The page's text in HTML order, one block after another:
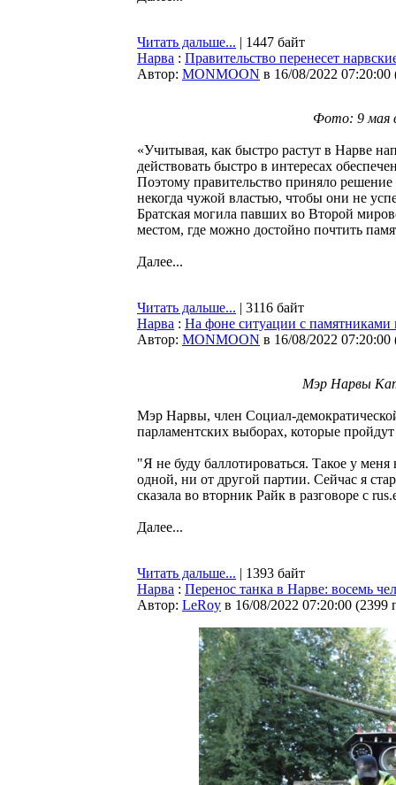
Читать дальше... | 1447 байт
Нарва : Правительство перенесет
Автор: MONMOON в 16/08/2022 07:20:00
Фото: 9 мая
«Учитывая, как быстро растут в Нарве
действовать быстро в интересах
Поэтому правительство приняло
некогда чужой властью, чтобы они не
Братская могила павших во Второй
местом, где можно достойно почтить
Далее...
Читать дальше... | 3116 байт
Нарва : На фоне ситуации с памятниками
Автор: MONMOON в 16/08/2022 07:20:00
Мэр Нарвы
Мэр Нарвы, член Социал-
парламентских выборах, которые
"Я не буду баллотироваться. Такое у
одной, ни от другой партии. Сейчас я
сказала во вторник Райк в разговоре с
Далее...
Читать дальше... | 1393 байт
Нарва : Перенос танка в Нарве: восемь
Автор: LeRoy в 16/08/2022 07:20:00 (2399